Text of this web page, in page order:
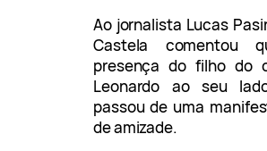
Ao jornalista Lucas
Castela comentou
presença do filho do
Leonardo ao seu
passou de uma
de amizade.